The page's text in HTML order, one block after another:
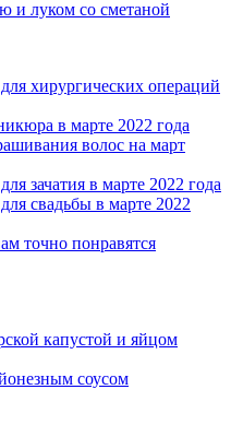
и луком со сметаной
хирургических операций
в марте 2022 года
волос на март
зачатия в марте 2022 года
свадьбы в марте 2022
точно понравятся
капустой и яйцом
соусом